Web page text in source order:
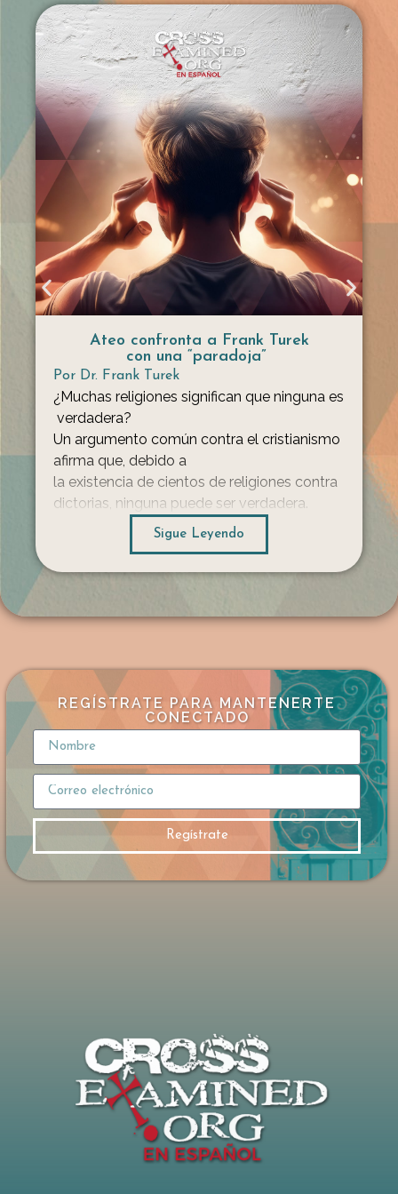
Ateo confronta a Frank Turek
con una “paradoja”
Por Dr. Frank Turek
¿Muchas religiones significan que ninguna es
verdadera?
Un argumento común contra el cristianismo
afirma que, debido a
la existencia de cientos de religiones contra
dictorias, ninguna puede ser verdadera.
En este diálogo,
un ateo presenta esta idea como una “parad
oja” frente a Frank
Frank responde señalando que no
se trata de una paradoja, sino de una realida
d básica sobre cómo funciona la verdad.
Cuando dos afirmaciones se contradicen,
El número de personas que creen algo
Frank utiliza un ejemplo matemático sencillo
: si varias personas afirman respuestas difere
ntes a una misma operación,
solo una puede ser correcta, independiente
No todas las religiones ofrecen el mismo tip
o de evidencia ni hacen las mismas afirmaci
ones verificables.
Según Frank, el cristianismo se apoya en una
cadena específica de razonamiento: si la ve
rdad existe, si Dios existe, si los milagros son
posibles y si Jesús resucitó de
Sigue Leyendo
REGÍSTRATE PARA MANTENERTE
CONECTADO
Regístrate